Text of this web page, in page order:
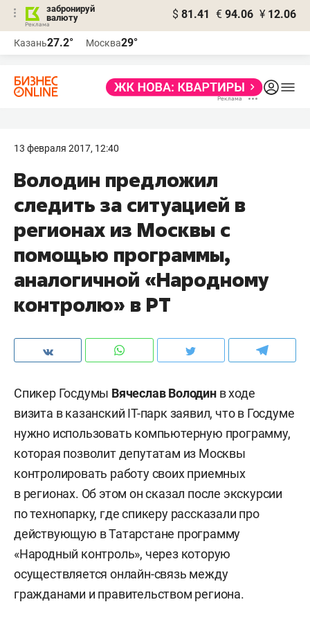
забронируй
валюту
$ 81.41 € 94.06 ¥ 12.06
Казань27.2° Москва29°
13 февраля 2017, 12:40
Володин предложил
следить за ситуацией в
регионах из Москвы с
помощью программы,
аналогичной «Народному
контролю» в РТ
Спикер Госдумы Вячеслав Володинв ходе
визита в казанский ІТ-парк заявил, что в Госдуме
нужно использовать компьютерную программу,
которая позволит депутатам из Москвы
контролировать работу своих приемных
в регионах. Об этом он сказал после экскурсии
по технопарку, гдеспикеру рассказали про
действующую в Татарстане программу
«Народный контроль», через которую
осуществляется онлайн-связь между
гражданами и правительством региона.